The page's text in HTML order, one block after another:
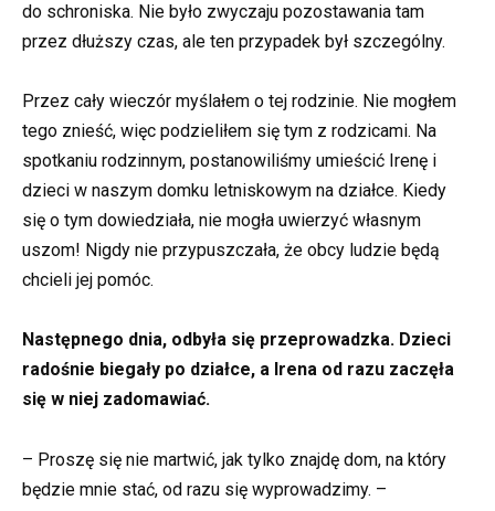
do schroniska. Nie było zwyczaju pozostawania tam
przez dłuższy czas, ale ten przypadek był szczególny.
Przez cały wieczór myślałem o tej rodzinie. Nie mogłem
tego znieść, więc podzieliłem się tym z rodzicami. Na
spotkaniu rodzinnym, postanowiliśmy umieścić Irenę i
dzieci w naszym domku letniskowym na działce. Kiedy
się o tym dowiedziała, nie mogła uwierzyć własnym
uszom! Nigdy nie przypuszczała, że obcy ludzie będą
chcieli jej pomóc.
Następnego dnia, odbyła się przeprowadzka. Dzieci
radośnie biegały po działce, a Irena od razu zaczęła
się w niej zadomawiać.
– Proszę się nie martwić, jak tylko znajdę dom, na który
będzie mnie stać, od razu się wyprowadzimy. –